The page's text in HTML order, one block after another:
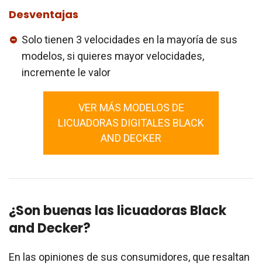
Desventajas
Solo tienen 3 velocidades en la mayoría de sus
modelos, si quieres mayor velocidades,
incremente le valor
VER MÁS MODELOS DE
LICUADORAS DIGITALES BLACK
AND DECKER
¿Son buenas las licuadoras Black
and Decker?
En las opiniones de sus consumidores, que resaltan